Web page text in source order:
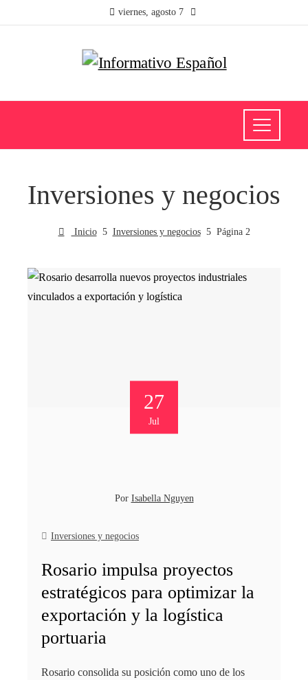
viernes, agosto 7
Inversiones y negocios
Inicio Inversiones y negocios Página 2
27
Jul
Por Isabella Nguyen
Inversiones y negocios
Rosario impulsa proyectos
estratégicos para optimizar la
exportación y la logística
portuaria
Rosario consolida su posición como uno de los